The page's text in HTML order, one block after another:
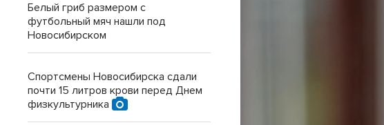
Белый гриб размером с
футбольный мяч нашли под
Новосибирском
Спортсмены Новосибирска сдали
почти 15 литров крови перед Днем
физкультурника